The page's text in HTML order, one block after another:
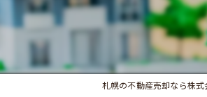
札幌の不動産売却なら株